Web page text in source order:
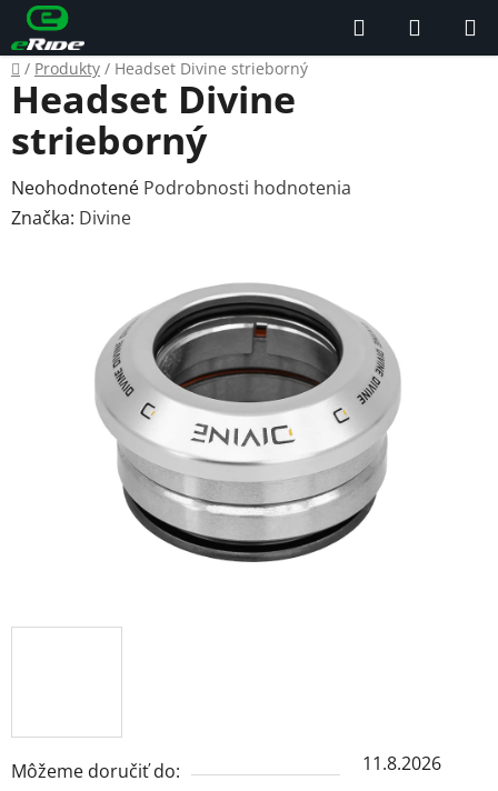
Prejsť
na
obsah
Hľadať
KOŠÍK
Domov
/ Produkty / Headset Divine strieborný
Môžeme doručiť do:
11.8.2026
Headset Divine
strieborný
Priemerné
hodnotenie
hviezdičiek.
Neohodnotené Podrobnosti hodnotenia
Značka: Divine